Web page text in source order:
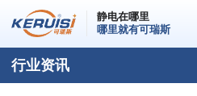
静电在哪里
哪里就有可瑞斯
行业资讯